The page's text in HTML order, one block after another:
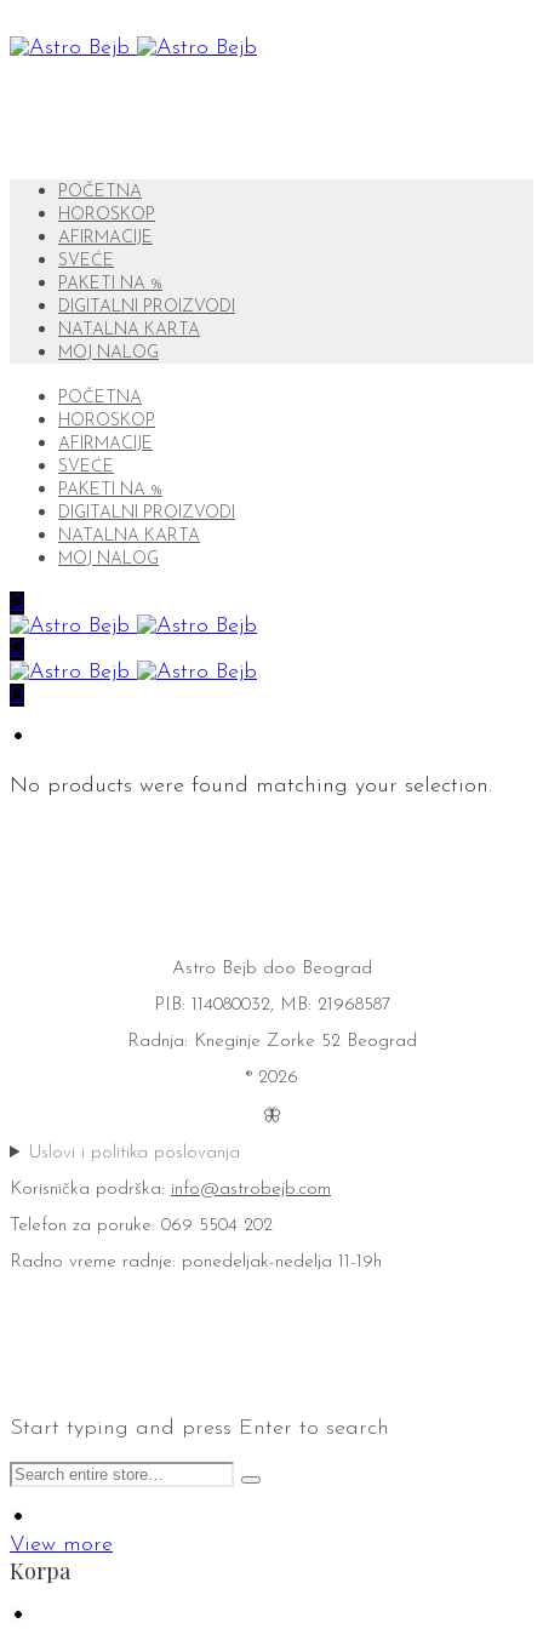
POČETNA
HOROSKOP
AFIRMACIJE
SVEĆE
PAKETI NA %
DIGITALNI PROIZVODI
NATALNA KARTA
MOJ NALOG
POČETNA
HOROSKOP
AFIRMACIJE
SVEĆE
PAKETI NA %
DIGITALNI PROIZVODI
NATALNA KARTA
MOJ NALOG
0
0
0
No products were found matching your selection.
Astro Bejb doo Beograd
PIB: 114080032, MB: 21968587
Radnja: Kneginje Zorke 52 Beograd
® 2026
🦋
Uslovi i politika poslovanja
Korisnička podrška: info@astrobejb.com
Telefon za poruke: 069 5504 202
Radno vreme radnje: ponedeljak-nedelja 11-19h
Start typing and press Enter to search
View more
Korpa